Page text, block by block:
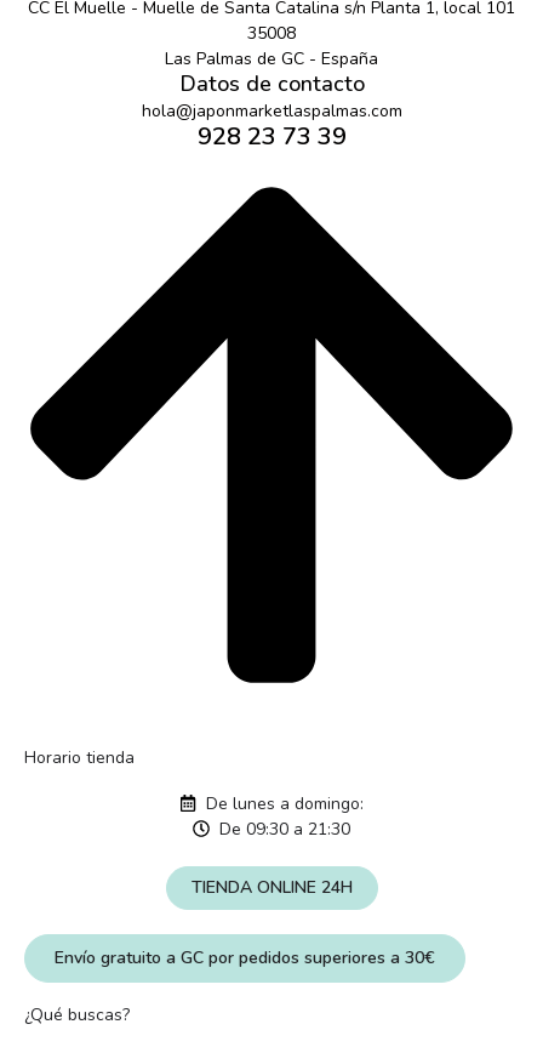
¿Qué buscas?
Horario tienda
De lunes a domingo:
De 09:30 a 21:30
TIENDA ONLINE 24H
Envío gratuito a GC por pedidos superiores a 30€
CC El Muelle - Muelle de Santa Catalina s/n Planta 1, local 101
35008
Las Palmas de GC - España
Datos de contacto
hola@japonmarketlaspalmas.com
928 23 73 39